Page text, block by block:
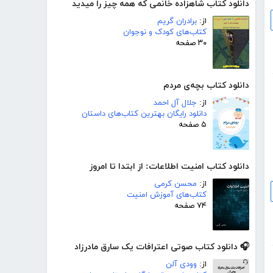
دانلود کتاب شاهزاده خانمی که همه چیز را میدید
از: برادران گریم
کتاب‌های کودک و نوجوان
۳۰ صفحه
دانلود کتاب بچه‌ی مردم
از: جلال آل احمد
دانلود رایگان بهترین کتاب‌های داستان
۵ صفحه
دانلود کتاب امنیت اطلاعات: از ابتدا تا امروز
از: محسن کرمی
کتاب‌های آموزش امنیت
۷۴ صفحه
🎧 دانلود کتاب صوتی اعترافات یک سارق مادرزاد
از: وودی آلن